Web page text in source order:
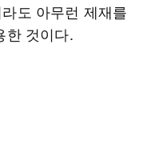
도 아무런 제재를
한 것이다.